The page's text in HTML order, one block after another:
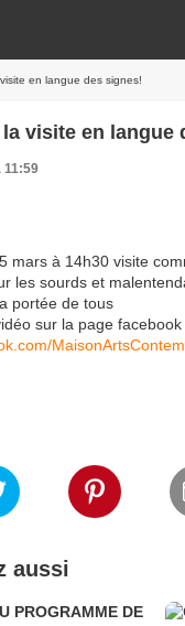
en langue des signes!
visite en langue
11:59
mars à 14h30 visite
les sourds et
portée de tous
sur la page
aussi
PROGRAMME DE